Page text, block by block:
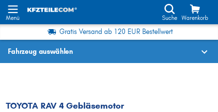
Menü Suche Warenkorb
Gratis Versand ab 120 EUR Bestellwert
Fahrzeug auswählen
Wo finde ich die?
TOYOTA RAV 4 Gebläsemotor